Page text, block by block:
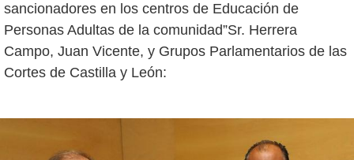
sancionadores en los centros de Educación de
Personas Adultas de la comunidad”Sr. Herrera
Campo, Juan Vicente, y Grupos Parlamentarios de las
Cortes de Castilla y León: